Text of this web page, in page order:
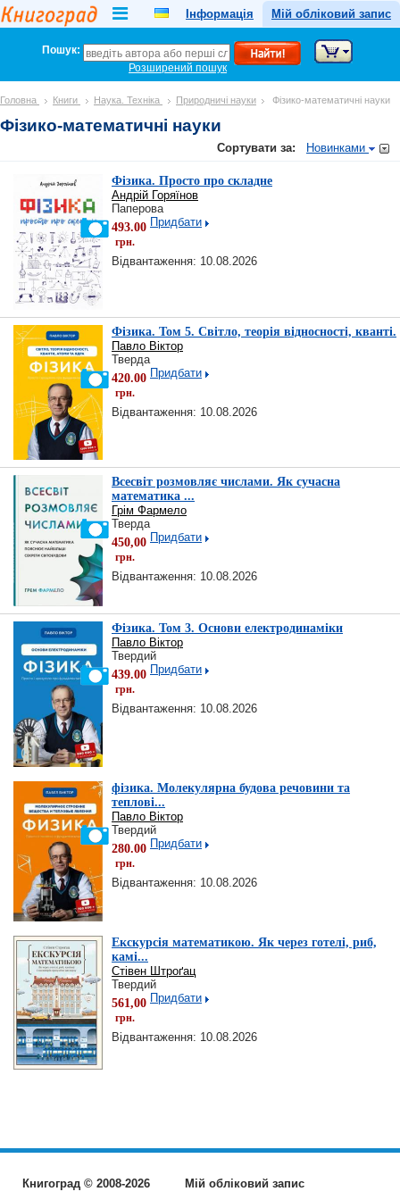
Інформація Мій обліковий запис
Пошук:
Розширений пошук
Головна Книги Наука. Техніка Природничі науки Фізико-математичні науки
Фізико-математичні науки
Сортувати за: Новинками
Фізика. Просто про складне
Андрій Горяїнов
Паперова
493.00
грн.
Придбати
Відвантаження: 10.08.2026
Фізика. Том 5. Світло, теорія відносності, кванті.
Павло Віктор
Тверда
420.00
грн.
Придбати
Відвантаження: 10.08.2026
Всесвіт розмовляє числами. Як сучасна
математика ...
Грім Фармело
Тверда
450,00
грн.
Придбати
Відвантаження: 10.08.2026
Фізика. Том 3. Основи електродинаміки
Павло Віктор
Твердий
439.00
грн.
Придбати
Відвантаження: 10.08.2026
фізика. Молекулярна будова речовини та
теплові...
Павло Віктор
Твердий
280.00
грн.
Придбати
Відвантаження: 10.08.2026
Екскурсія математикою. Як через готелі, риб,
камі...
Стівен Штроґац
Твердий
561,00
грн.
Придбати
Відвантаження: 10.08.2026
Книгоград © 2008-2026 Мій обліковий запис